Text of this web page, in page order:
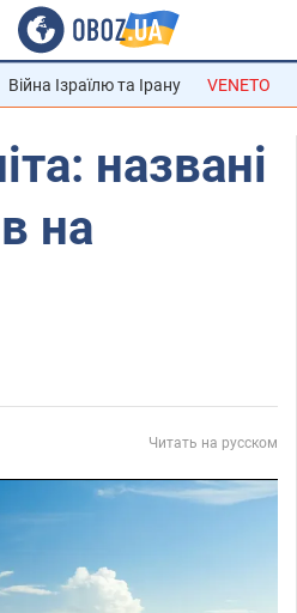
Війна Ізраїлю та Ірану VENETO
названі
на
Читать на русском